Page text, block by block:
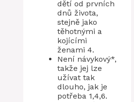
dětí od prvních
dnů života,
stejně jako
těhotnými a
kojícími
ženami 4.
Není návykový*,
takže jej lze
užívat tak
dlouho, jak je
potřeba 1,4,6.